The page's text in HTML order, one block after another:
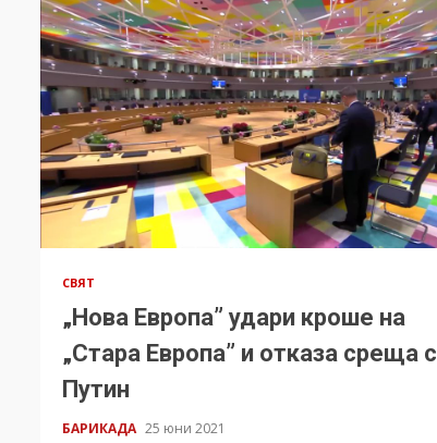
СВЯТ
„Нова Европа” удари кроше на
„Стара Европа” и отказа среща с
Путин
БАРИКАДА 25 юни 2021